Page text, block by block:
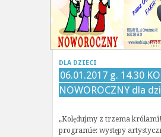
DLA DZIECI
06.01.2017 g. 14.30
NOWOROCZNY dla
„Kolędujmy z trzema
programie: występy